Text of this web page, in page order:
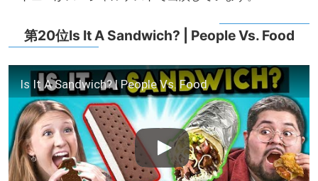
第20位Is It A Sandwich? | People Vs. Food
Is It A Sandwich? | People Vs. Food